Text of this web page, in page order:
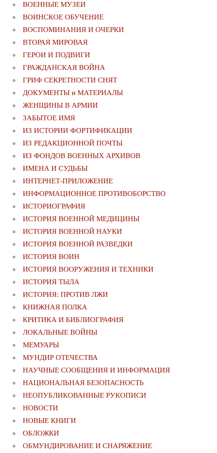
ВОЕННЫЕ МУЗЕИ
ВОИНСКОЕ ОБУЧЕНИЕ
ВОСПОМИНАНИЯ И ОЧЕРКИ
ВТОРАЯ МИРОВАЯ
ГЕРОИ И ПОДВИГИ
ГРАЖДАНСКАЯ ВОЙНА
ГРИФ СЕКРЕТНОСТИ СНЯТ
ДОКУМЕНТЫ и МАТЕРИАЛЫ
ЖЕНЩИНЫ В АРМИИ
ЗАБЫТОЕ ИМЯ
ИЗ ИСТОРИИ ФОРТИФИКАЦИИ
ИЗ РЕДАКЦИОННОЙ ПОЧТЫ
ИЗ ФОНДОВ ВОЕННЫХ АРХИВОВ
ИМЕНА И СУДЬБЫ
ИНТЕРНЕТ-ПРИЛОЖЕНИЕ
ИНФОРМАЦИОННОЕ ПРОТИВОБОРСТВО
ИСТОРИОГРАФИЯ
ИСТОРИЯ ВОЕННОЙ МЕДИЦИНЫ
ИСТОРИЯ ВОЕННОЙ НАУКИ
ИСТОРИЯ ВОЕННОЙ РАЗВЕДКИ
ИСТОРИЯ ВОИН
ИСТОРИЯ ВООРУЖЕНИЯ И ТЕХНИКИ
ИСТОРИЯ ТЫЛА
ИСТОРИЯ: ПРОТИВ ЛЖИ
КНИЖНАЯ ПОЛКА
КРИТИКА И БИБЛИОГРАФИЯ
ЛОКАЛЬНЫЕ ВОЙНЫ
МЕМУАРЫ
МУНДИР ОТЕЧЕСТВА
НАУЧНЫЕ СООБЩЕНИЯ И ИНФОРМАЦИЯ
НАЦИОНАЛЬНАЯ БЕЗОПАСНОСТЬ
НЕОПУБЛИКОВАННЫЕ РУКОПИСИ
НОВОСТИ
НОВЫЕ КНИГИ
ОБЛОЖКИ
ОБМУНДИРОВАНИЕ И СНАРЯЖЕНИЕ